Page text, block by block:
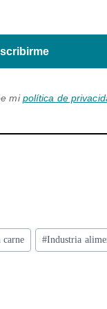
mipolítica de
carne #Industria